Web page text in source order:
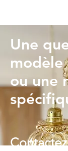
Une
modèle
ou une